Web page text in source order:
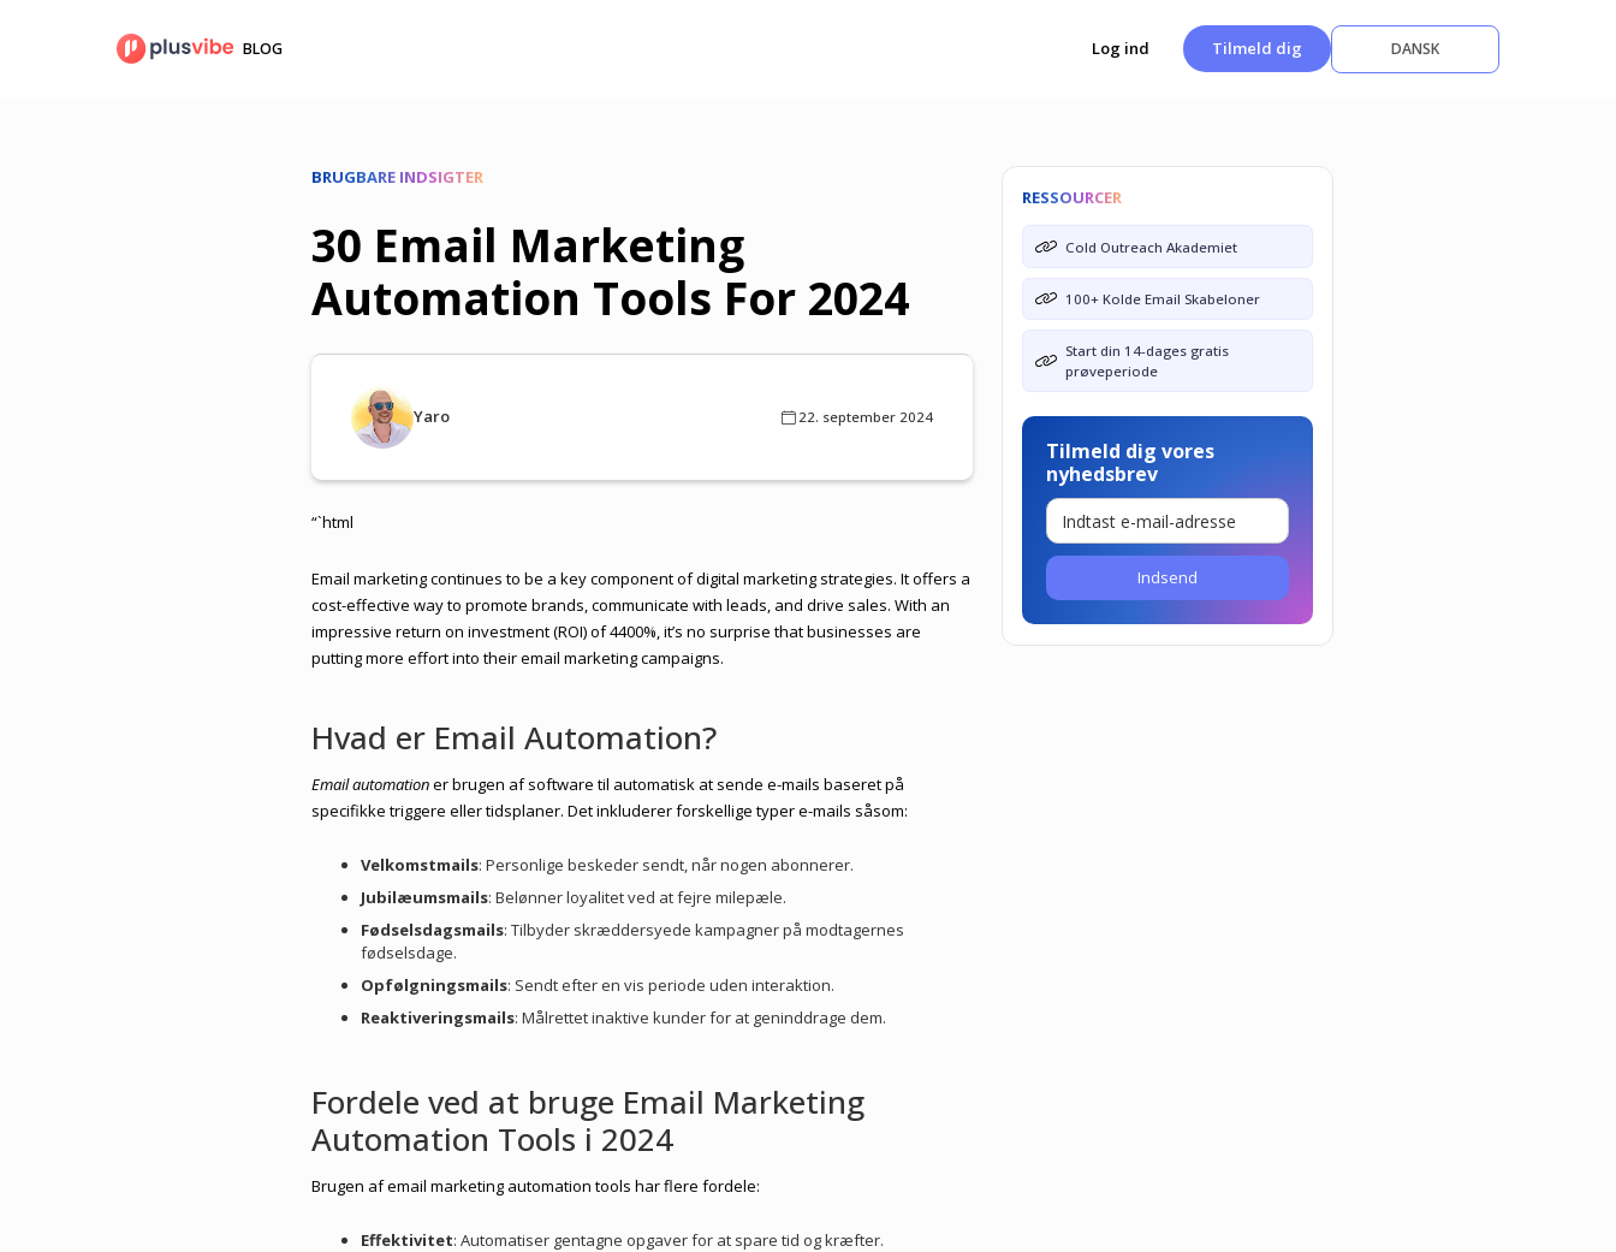
BLOG Log ind Tilmeld dig DANSK
BRUGBARE INDSIGTER
30 Email Marketing
Automation Tools For 2024
Yaro 22. september 2024
“`html
Email marketing continues to be a key component of digital marketing strategies. It offers a
cost-effective way to promote brands, communicate with leads, and drive sales. With an
impressive return on investment (ROI) of 4400%, it’s no surprise that businesses are
putting more effort into their email marketing campaigns.
Hvad er Email Automation?
Email automationer brugen af software til automatisk at sende e-mails baseret på
specifikke triggere eller tidsplaner. Det inkluderer forskellige typer e-mails såsom:
Velkomstmails: Personlige beskeder sendt, når nogen abonnerer.
Jubilæumsmails: Belønner loyalitet ved at fejre milepæle.
Fødselsdagsmails: Tilbyder skræddersyede kampagner på modtagernes
fødselsdage.
Opfølgningsmails: Sendt efter en vis periode uden interaktion.
Reaktiveringsmails: Målrettet inaktive kunder for at geninddrage dem.
Fordele ved at bruge Email Marketing
Automation Tools i 2024
Brugen af email marketing automation tools har flere fordele:
Effektivitet: Automatiser gentagne opgaver for at spare tid og kræfter.
RESSOURCER
Cold Outreach Akademiet
100+ Kolde Email Skabeloner
Start din 14-dages gratis
prøveperiode
Tilmeld dig vores
nyhedsbrev
Indsend